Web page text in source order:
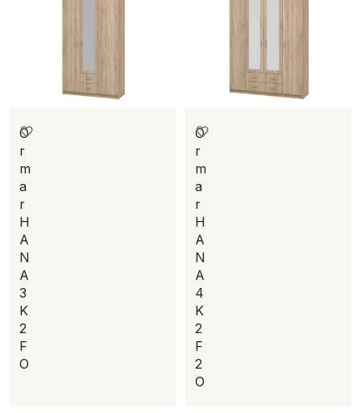
O
r
m
a
r
H
A
N
A
3
K
2
F
O
O
r
m
a
r
H
A
N
A
4
K
2
F
2
O